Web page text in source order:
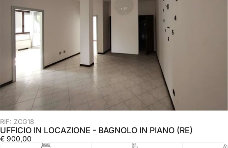
RIF: ZCG18
UFFICIO IN LOCAZIONE - BAGNOLO IN PIANO (RE)
€ 900,00